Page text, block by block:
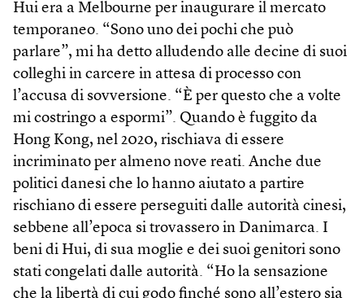
Hui era a Melbourne per inaugurare il mercato
temporaneo. “Sono uno dei pochi che può
parlare”, mi ha detto alludendo alle decine di suoi
colleghi in carcere in attesa di processo con
l’accusa di sovversione. “È per questo che a volte
mi costringo a espormi”. Quando è fuggito da
Hong Kong, nel 2020, rischiava di essere
incriminato per almeno nove reati. Anche due
politici danesi che lo hanno aiutato a partire
rischiano di essere perseguiti dalle autorità cinesi,
sebbene all’epoca si trovassero in Danimarca. I
beni di Hui, di sua moglie e dei suoi genitori sono
stati congelati dalle autorità. “Ho la sensazione
che la libertà di cui godo finché sono all’estero sia